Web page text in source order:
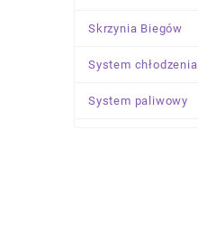
Skrzynia Biegów
System chłodzenia
System paliwowy